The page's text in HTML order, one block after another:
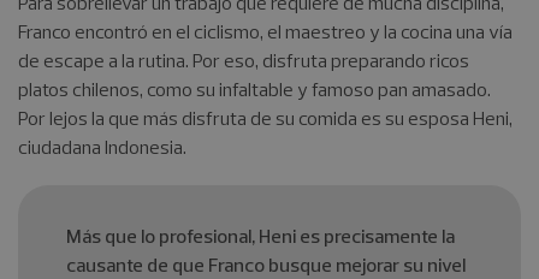
Franco encontró en el ciclismo, el maestreo y la cocina una vía
de escape a la rutina. Por eso, disfruta preparando ricos
platos chilenos, como su infaltable y famoso pan amasado.
Por lejos la que más disfruta de su comida es su esposa Heni,
ciudadana Indonesia.
Más que lo profesional, Heni es precisamente la
causante de que Franco busque mejorar su nivel